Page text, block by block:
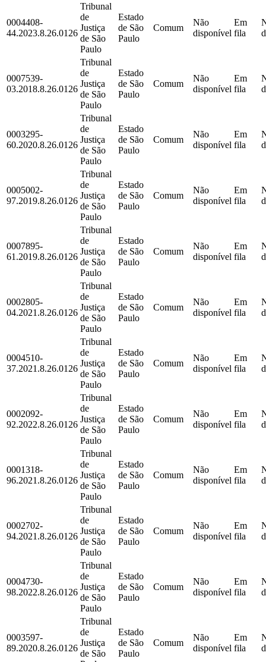
0004408-
44.2023.8.26.0126
Tribunal
de
Justiça
de São
Paulo
Estado
de São
Paulo
Comum
Não
disponível
Em
fila
0007539-
03.2018.8.26.0126
Tribunal
de
Justiça
de São
Paulo
Estado
de São
Paulo
Comum
Não
disponível
Em
fila
0003295-
60.2020.8.26.0126
Tribunal
de
Justiça
de São
Paulo
Estado
de São
Paulo
Comum
Não
disponível
Em
fila
0005002-
97.2019.8.26.0126
Tribunal
de
Justiça
de São
Paulo
Estado
de São
Paulo
Comum
Não
disponível
Em
fila
0007895-
61.2019.8.26.0126
Tribunal
de
Justiça
de São
Paulo
Estado
de São
Paulo
Comum
Não
disponível
Em
fila
0002805-
04.2021.8.26.0126
Tribunal
de
Justiça
de São
Paulo
Estado
de São
Paulo
Comum
Não
disponível
Em
fila
0004510-
37.2021.8.26.0126
Tribunal
de
Justiça
de São
Paulo
Estado
de São
Paulo
Comum
Não
disponível
Em
fila
0002092-
92.2022.8.26.0126
Tribunal
de
Justiça
de São
Paulo
Estado
de São
Paulo
Comum
Não
disponível
Em
fila
0001318-
96.2021.8.26.0126
Tribunal
de
Justiça
de São
Paulo
Estado
de São
Paulo
Comum
Não
disponível
Em
fila
0002702-
94.2021.8.26.0126
Tribunal
de
Justiça
de São
Paulo
Estado
de São
Paulo
Comum
Não
disponível
Em
fila
0004730-
98.2022.8.26.0126
Tribunal
de
Justiça
de São
Paulo
Estado
de São
Paulo
Comum
Não
disponível
Em
fila
0003597-
89.2020.8.26.0126
Tribunal
de
Justiça
de São
Estado
de São
Paulo
Comum
Não
disponível
Em
fila